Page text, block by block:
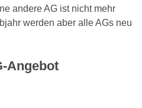
andere AG ist nicht mehr
werden aber alle AGs neu
Angebot